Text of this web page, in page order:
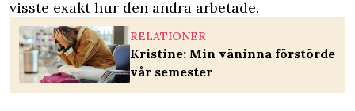
visste exakt hur den andra arbetade.
RELATIONER
Kristine: Min väninna förstörde
vår semester